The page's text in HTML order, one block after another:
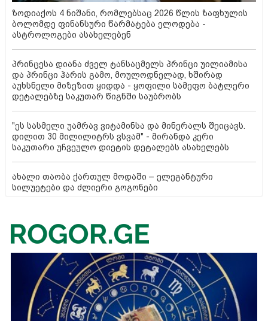
ზოდიაქოს 4 ნიშანი, რომლებსაც 2026 წლის ზაფხულის
ბოლომდე ფინანსური წარმატება ელოდება -
ასტროლოგები ასახელებენ
პრინცესა დიანა ძველ ტანსაცმელს პრინცი უილიამისა
და პრინცი ჰარის გამო, მოულოდნელად, ხშირად
აუხსნელი მიზეზით ყიდდა - ყოფილი სამეფო ბატლერი
დეტალებზე საკუთარ წიგნში საუბრობს
"ეს სასმელი უამრავ ვიტამინსა და მინერალს შეიცავს.
დილით 30 მილილიტრს ვსვამ" - მირანდა კერი
საკუთარი უჩვეულო დიეტის დეტალებს ასახელებს
ახალი თაობა ქართულ მოდაში – ელეგანტური
სილუეტები და ძლიერი გოგონები